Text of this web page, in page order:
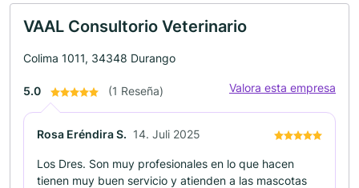
VAAL Consultorio Veterinario
Colima 1011, 34348 Durango
5.0 (1 Reseña) Valora esta empresa
Rosa Eréndira S. 14. Juli 2025
Los Dres. Son muy profesionales en lo que hacen
tienen muy buen servicio y atienden a las mascotas